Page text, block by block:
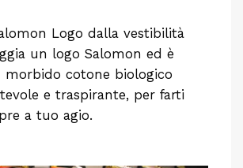
Logo dalla vestibilità
un logo Salomon ed è
morbido cotone biologico
e traspirante, per farti
a tuo agio.